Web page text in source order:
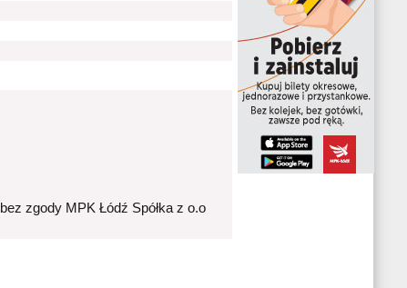
zgody MPK Łódź Spółka z o.o